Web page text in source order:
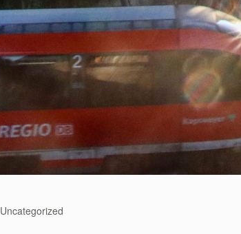
Uncategorized